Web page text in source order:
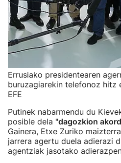
Errusiako presidentearen
buruzagiarekin telefonoz hitz
EFE
Putinek nabarmendu du
posible dela "dagozkion
Gainera, Etxe Zuriko
jarrera agertu duela adierazi
agentziak jasotako